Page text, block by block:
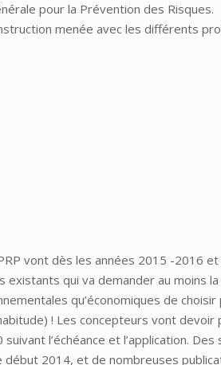
pour la Prévention des Risques.
menée avec les différents
vont dès les années 2015 -2016
qui va demander au moins
qu’économiques de choisir
! Les concepteurs vont
l’échéance et l’application. Des
début 2014, et de nombreuses